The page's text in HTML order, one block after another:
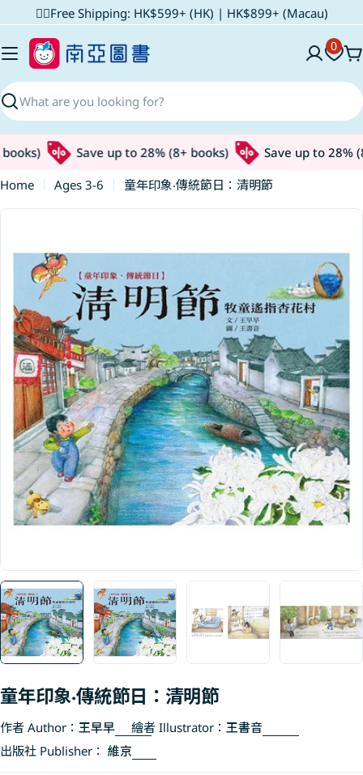
to
content
✌🏼Free Shipping: HK$599+ (HK) | HK$899+ (Macau)
Search
0
Save up to 28% (8+ books)
Save up to 28%
Home
Ages 3-6
童年印象‧傳統節日：清明節
Skip
product
information
Open media 0 in modal
童年印象‧傳統節日：清明節
作者 Author： 王早早 繪者 Illustrator： 王書音
出版社 Publisher： 維京